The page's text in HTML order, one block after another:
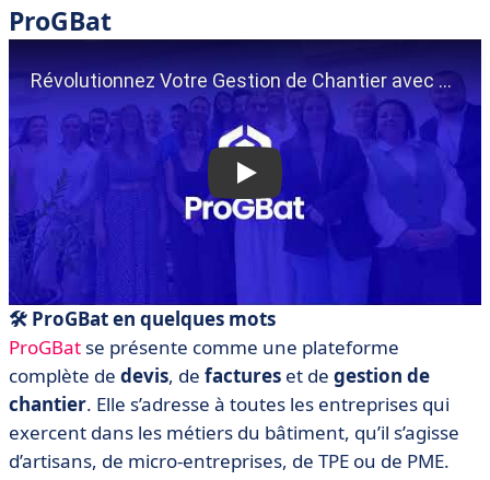
ProGBat
🛠️ ProGBat en quelques mots
ProGBat se présente comme une plateforme
complète de devis, de factures et de gestion de
chantier. Elle s’adresse à toutes les entreprises qui
exercent dans les métiers du bâtiment, qu’il s’agisse
d’artisans, de micro-entreprises, de TPE ou de PME.